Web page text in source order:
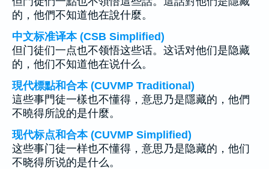
的，他們不知道他在說什麼。
中文标准译本 (CSB Simplified)
但门徒们一点也不领悟这些话。这话对他们是隐藏
的，他们不知道他在说什么。
現代標點和合本 (CUVMP Traditional)
這些事門徒一樣也不懂得，意思乃是隱藏的，他們
不曉得所說的是什麼。
现代标点和合本 (CUVMP Simplified)
这些事门徒一样也不懂得，意思乃是隐藏的，他们
不晓得所说的是什么。